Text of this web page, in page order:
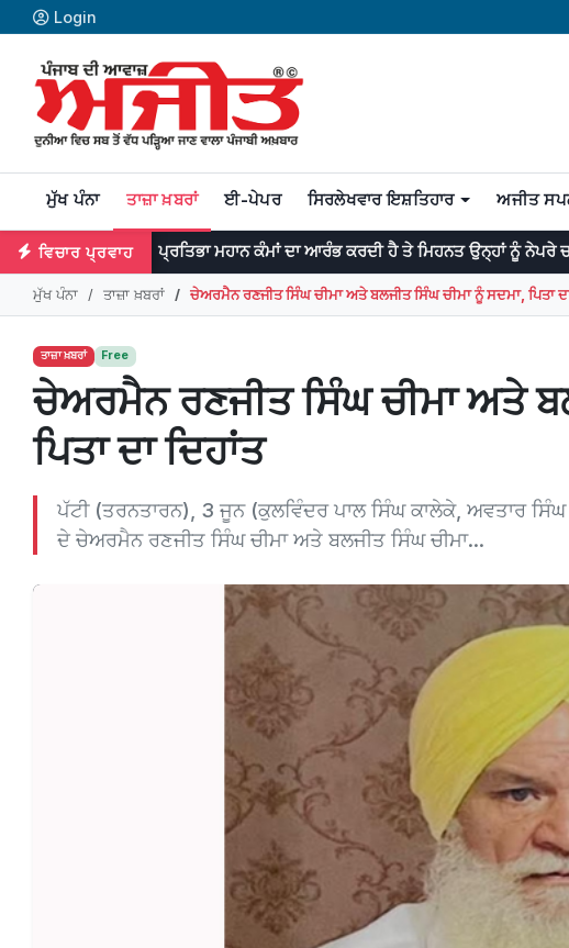
Login
ਮੁੱਖ ਪੰਨਾ ਤਾਜ਼ਾ ਖ਼ਬਰਾਂ ਈ-ਪੇਪਰ ਸਿਰਲੇਖਵਾਰ ਇਸ਼ਤਿਹਾਰ ਅਜੀਤ
ਵਿਚਾਰ ਪ੍ਰਵਾਹ
ਪ੍ਰਤਿਭਾ ਮਹਾਨ ਕੰਮਾਂ ਦਾ ਆਰੰਭ ਕਰਦੀ ਹੈ ਤੇ ਮਿਹਨਤ ਉਨ੍ਹਾਂ ਨੂੰ ਨੇਪਰੇ ਚੜ੍ਹਾਉਂਦੀ ਹੈ। -
ਮੁੱਖ ਪੰਨਾ ਤਾਜ਼ਾ ਖ਼ਬਰਾਂ ਚੇਅਰਮੈਨ ਰਣਜੀਤ ਸਿੰਘ ਚੀਮਾ ਅਤੇ ਬਲਜੀਤ ਸਿੰਘ ਚੀਮਾ ਨੂੰ ਸਦਮਾ, ਪਿਤਾ
ਤਾਜ਼ਾ ਖ਼ਬਰਾਂ Free
ਚੇਅਰਮੈਨ ਰਣਜੀਤ ਸਿੰਘ ਚੀਮਾ ਅਤੇ
ਪਿਤਾ ਦਾ ਦਿਹਾਂਤ
ਪੱਟੀ (ਤਰਨਤਾਰਨ), 3 ਜੂਨ (ਕੁਲਵਿੰਦਰ ਪਾਲ ਸਿੰਘ ਕਾਲੇਕੇ, ਅਵਤਾਰ
ਦੇ ਚੇਅਰਮੈਨ ਰਣਜੀਤ ਸਿੰਘ ਚੀਮਾ ਅਤੇ ਬਲਜੀਤ ਸਿੰਘ ਚੀਮਾ...